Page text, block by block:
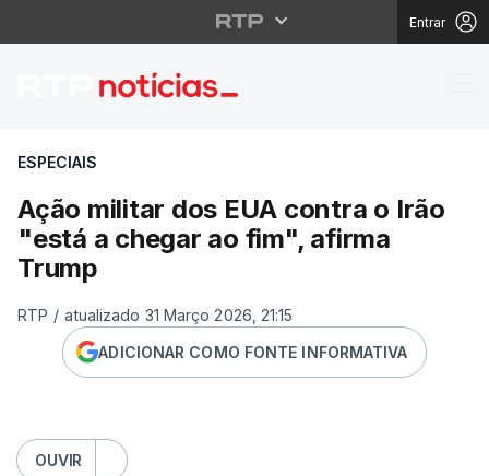
Entrar
Ação militar dos EUA
ESPECIAIS
Ação militar dos EUA contra o Irão
"está a chegar ao fim", afirma
Trump
RTP / atualizado 31 Março 2026, 21:15
ADICIONAR COMO FONTE INFORMATIVA
OUVIR